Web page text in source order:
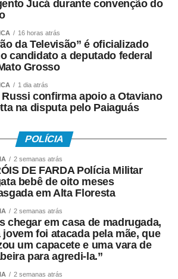
Jucá durante convenção do
16 horas atrás
da Televisão” é oficializado
candidato a deputado federal
Grosso
1 dia atrás
Russi confirma apoio a Otaviano
na disputa pelo Paiaguás
POLÍCIA
2 semanas atrás
DE FARDA Polícia Militar
bebê de oito meses
em Alta Floresta
2 semanas atrás
chegar em casa de madrugada,
jovem foi atacada pela mãe, que
um capacete e uma vara de
para agredi-la.”
2 semanas atrás